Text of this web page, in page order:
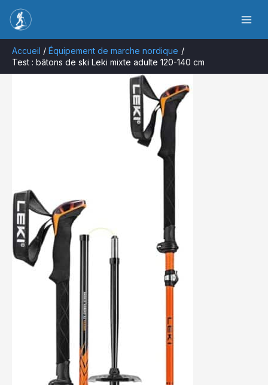
contenu
Accueil
Équipement de marche nordique
Test : bâtons de ski Leki mixte adulte 120-140 cm
Rechercher